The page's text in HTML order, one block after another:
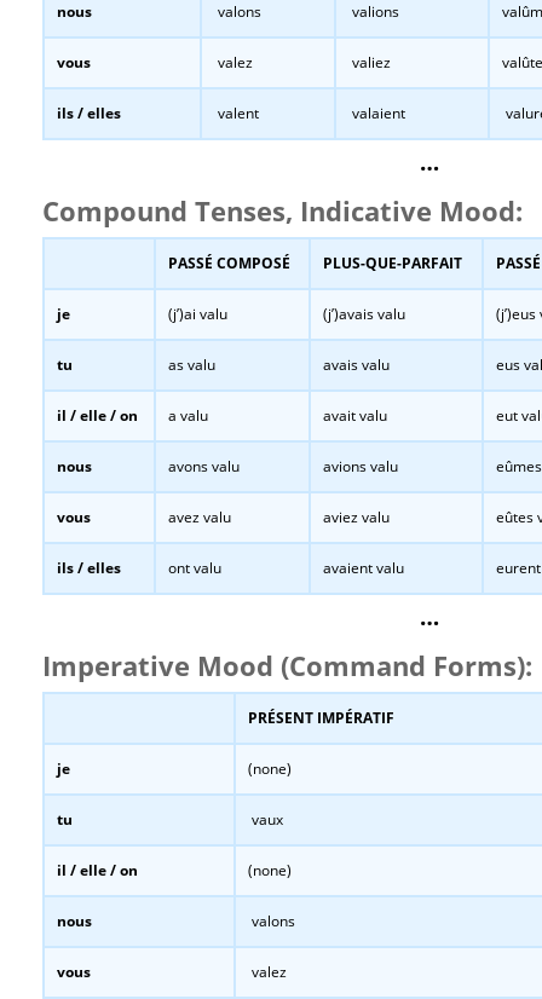
nous valons valions
vous valez valiez
ils / elles valent valaient
…
Compound Tenses, Indicative Mood:
PASSÉ COMPOSÉ PLUS-QUE-PARFAIT
je (j’)ai valu (j’)avais valu (j’)eus
tu as valu avais valu eus
il / elle / on a valu avait valu eut
nous avons valu avions valu
vous avez valu aviez valu eûtes
ils / elles ont valu avaient valu
…
Imperative Mood (Command Forms):
PRÉSENT IMPÉRATIF
je (none)
tu vaux
il / elle / on (none)
nous valons
vous valez